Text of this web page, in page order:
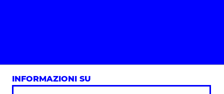
INFORMAZIONI SU